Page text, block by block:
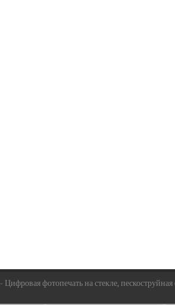
- Цифровая фотопечать на стекле, пескоструйная